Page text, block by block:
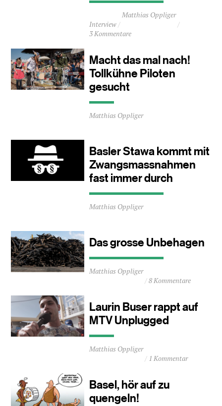
Durchschnittliche
ca.
4
Interview
Matthias Oppliger
3 Kommentare
Macht das mal nach!
Tollkühne Piloten
gesucht
Durchschnittliche
Lesezeit
Minuten
Matthias Oppliger
Basler Stawa kommt mit
Zwangsmassnahmen
fast immer durch
Durchschnittliche
Lesezeit
Minuten
Matthias Oppliger
Das grosse Unbehagen
Durchschnittliche
Lesezeit
Minuten
Matthias Oppliger
8 Kommentare
Laurin Buser rappt auf
MTV Unplugged
Durchschnittliche
Lesezeit
Minuten
Matthias Oppliger
1 Kommentar
Basel, hör auf zu
quengeln!